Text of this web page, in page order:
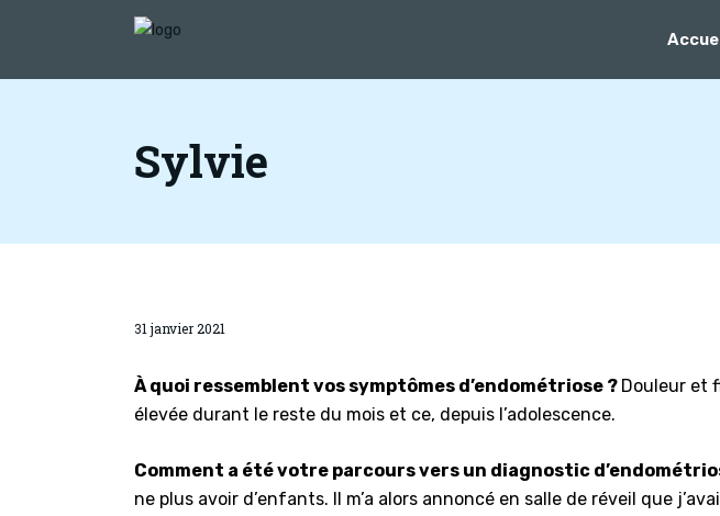
Sylvie
31 janvier 2021
À quoi ressemblent vos symptômes d’endométriose ? Douleur et
élevée durant le reste du mois et ce, depuis l’adolescence.
Comment a été votre parcours vers un diagnostic
ne plus avoir d’enfants. Il m’a alors annoncé en salle de réveil que